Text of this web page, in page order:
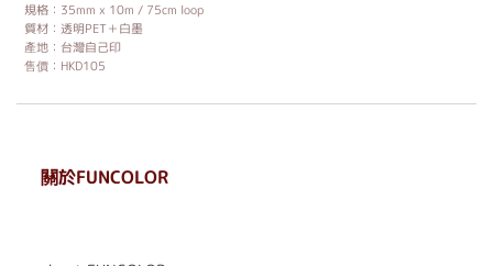
規格：35mm x 10m / 75cm loop
質材：透明PET＋白墨
產地：台灣自己印
售價：HKD105
關於FUNCOLOR